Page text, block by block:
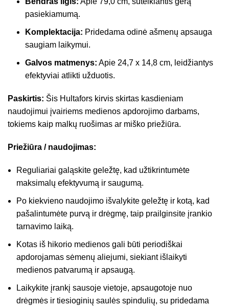
pasiekiamumą.
Komplektacija: Pridedama odinė ašmenų apsauga
saugiam laikymui.
Galvos matmenys: Apie 24,7 x 14,8 cm, leidžiantys
efektyviai atlikti užduotis.
Paskirtis: Šis Hultafors kirvis skirtas kasdieniam
naudojimui įvairiems medienos apdorojimo darbams,
tokiems kaip malkų ruošimas ar miško priežiūra.
Priežiūra / naudojimas:
Reguliariai galąskite geležtę, kad užtikrintumėte
maksimalų efektyvumą ir saugumą.
Po kiekvieno naudojimo išvalykite geležtę ir kotą, kad
pašalintumėte purvą ir drėgmę, taip prailginsite įrankio
tarnavimo laiką.
Kotas iš hikorio medienos gali būti periodiškai
apdorojamas sėmenų aliejumi, siekiant išlaikyti
medienos patvarumą ir apsaugą.
Laikykite įrankį sausoje vietoje, apsaugotoje nuo
drėgmės ir tiesioginių saulės spindulių, su pridedama